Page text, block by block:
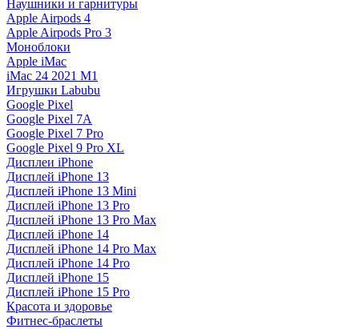
Наушники и гарнитуры
Apple Airpods 4
Apple Airpods Pro 3
Моноблоки
Apple iMac
iMac 24 2021 M1
Игрушки Labubu
Google Pixel
Google Pixel 7А
Google Pixel 7 Pro
Google Pixel 9 Pro XL
Дисплеи iPhone
Дисплей iPhone 13
Дисплей iPhone 13 Mini
Дисплей iPhone 13 Pro
Дисплей iPhone 13 Pro Max
Дисплей iPhone 14
Дисплей iPhone 14 Pro Max
Дисплей iPhone 14 Pro
Дисплей iPhone 15
Дисплей iPhone 15 Pro
Красота и здоровье
Фитнес-браслеты